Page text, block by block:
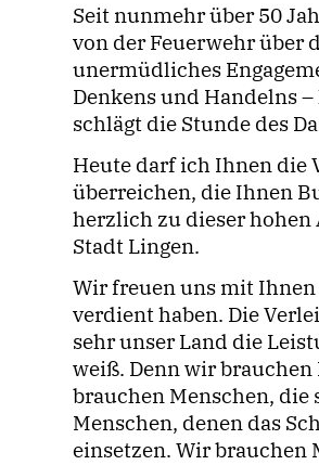
Seit nunmehr über 50
von der Feuerwehr über
unermüdliches
Denkens und Handelns
schlägt die Stunde des
Heute darf ich Ihnen die
überreichen, die Ihnen
herzlich zu dieser hohen
Stadt Lingen.
Wir freuen uns mit
verdient haben. Die
sehr unser Land die
weiß. Denn wir
brauchen Menschen,
Menschen, denen das
einsetzen. Wir brauchen